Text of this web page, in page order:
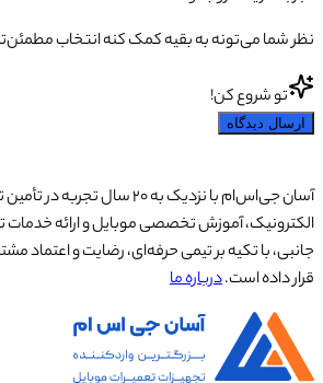
نظر شما می‌تونه به بقیه کمک کنه انتخاب
تو شروع کن!
ارسال دیدگاه
آسان جی‌اس‌ام با نزدیک به ۲۰ سال
الکترونیک، آموزش تخصصی موبایل و ارائه خدمات
جانبی، با تکیه بر تیمی حرفه‌ای، رضایت و اعتماد
قرار داده است.درباره ما